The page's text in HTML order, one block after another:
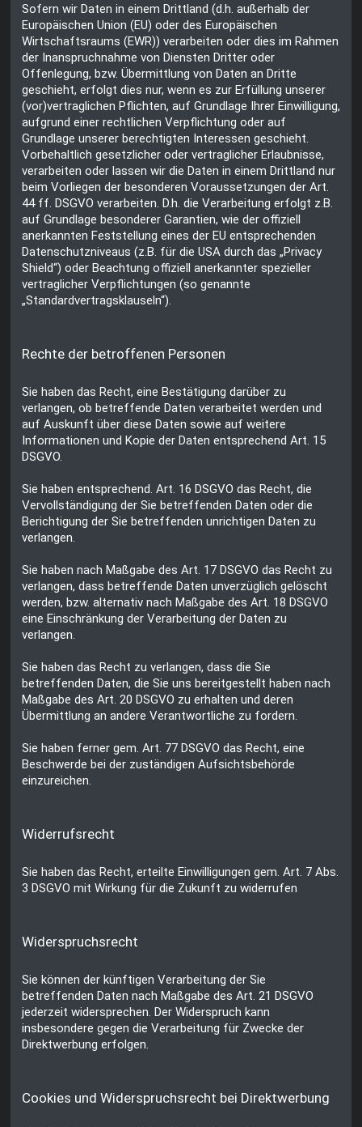
Sofern wir Daten in einem Drittland (d.h. außerhalb der
Europäischen Union (EU) oder des Europäischen
Wirtschaftsraums (EWR)) verarbeiten oder dies im Rahmen
der Inanspruchnahme von Diensten Dritter oder
Offenlegung, bzw. Übermittlung von Daten an Dritte
geschieht, erfolgt dies nur, wenn es zur Erfüllung unserer
(vor)vertraglichen Pflichten, auf Grundlage Ihrer Einwilligung,
aufgrund einer rechtlichen Verpflichtung oder auf
Grundlage unserer berechtigten Interessen geschieht.
Vorbehaltlich gesetzlicher oder vertraglicher Erlaubnisse,
verarbeiten oder lassen wir die Daten in einem Drittland nur
beim Vorliegen der besonderen Voraussetzungen der Art.
44 ff. DSGVO verarbeiten. D.h. die Verarbeitung erfolgt z.B.
auf Grundlage besonderer Garantien, wie der offiziell
anerkannten Feststellung eines der EU entsprechenden
Datenschutzniveaus (z.B. für die USA durch das „Privacy
Shield“) oder Beachtung offiziell anerkannter spezieller
vertraglicher Verpflichtungen (so genannte
„Standardvertragsklauseln“).
Rechte der betroffenen Personen
Sie haben das Recht, eine Bestätigung darüber zu
verlangen, ob betreffende Daten verarbeitet werden und
auf Auskunft über diese Daten sowie auf weitere
Informationen und Kopie der Daten entsprechend Art. 15
DSGVO.
Sie haben entsprechend. Art. 16 DSGVO das Recht, die
Vervollständigung der Sie betreffenden Daten oder die
Berichtigung der Sie betreffenden unrichtigen Daten zu
verlangen.
Sie haben nach Maßgabe des Art. 17 DSGVO das Recht zu
verlangen, dass betreffende Daten unverzüglich gelöscht
werden, bzw. alternativ nach Maßgabe des Art. 18 DSGVO
eine Einschränkung der Verarbeitung der Daten zu
verlangen.
Sie haben das Recht zu verlangen, dass die Sie
betreffenden Daten, die Sie uns bereitgestellt haben nach
Maßgabe des Art. 20 DSGVO zu erhalten und deren
Übermittlung an andere Verantwortliche zu fordern.
Sie haben ferner gem. Art. 77 DSGVO das Recht, eine
Beschwerde bei der zuständigen Aufsichtsbehörde
einzureichen.
Widerrufsrecht
Sie haben das Recht, erteilte Einwilligungen gem. Art. 7 Abs.
3 DSGVO mit Wirkung für die Zukunft zu widerrufen
Widerspruchsrecht
Sie können der künftigen Verarbeitung der Sie
betreffenden Daten nach Maßgabe des Art. 21 DSGVO
jederzeit widersprechen. Der Widerspruch kann
insbesondere gegen die Verarbeitung für Zwecke der
Direktwerbung erfolgen.
Cookies und Widerspruchsrecht bei Direktwerbung